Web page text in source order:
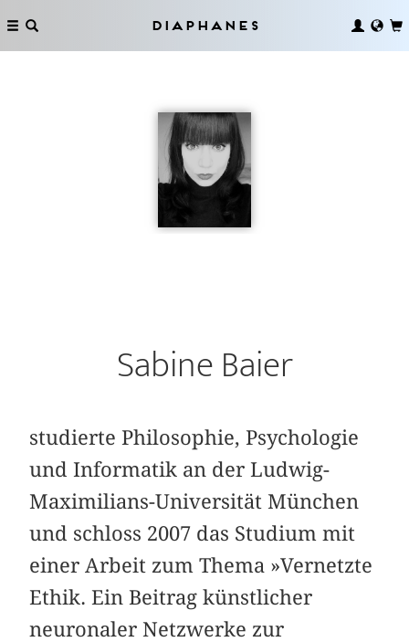
Diaphanes
Sabine Baier
studierte Philosophie, Psychologie
und Informatik an der Ludwig-
Maximilians-Universität München
und schloss 2007 das Studium mit
einer Arbeit zum Thema »Vernetzte
Ethik. Ein Beitrag künstlicher
neuronaler Netzwerke zur